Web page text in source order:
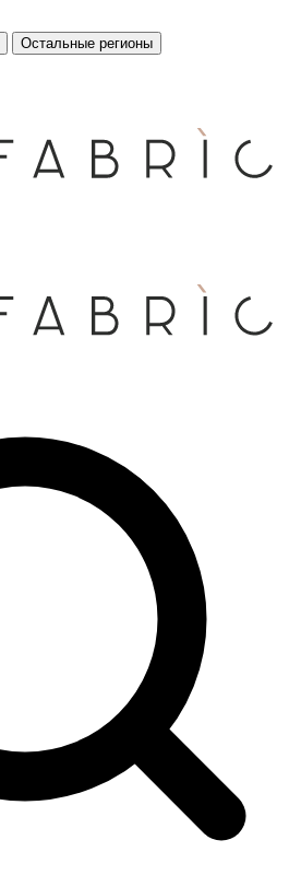
Остальные регионы